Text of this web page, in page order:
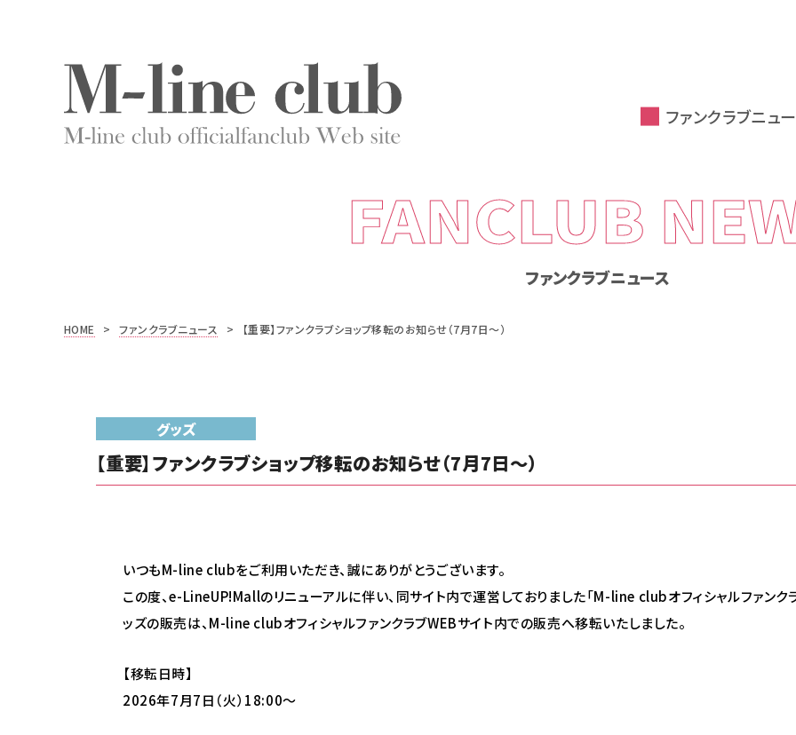
ファンクラブニュ
FANCLUB
ファンクラブニュース
HOME > ファンクラブニュース > 【重要】ファンクラブショップ移転のお知らせ（7月7日～）
グッズ
【重要】ファンクラブショップ移転のお知らせ（7月7日～）
いつもM-line clubをご利用いただき、誠にありがとうございます。
この度、e-LineUP!Mallのリニューアルに伴い、同サイト内で運営しておりました「M-line clubオフィシャルファンク
ッズの販売は、M-line clubオフィシャルファンクラブWEBサイト内での販売へ移転いたしました。
【移転日時】
2026年7月7日（火）18:00～